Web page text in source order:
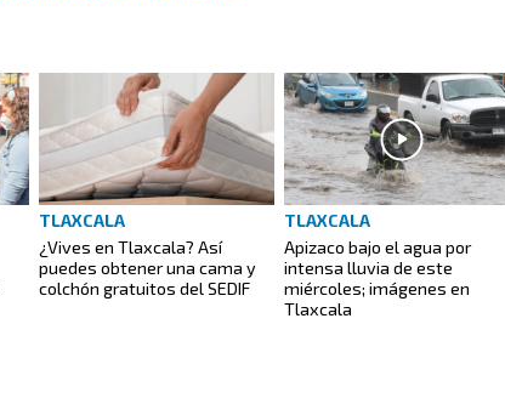
TLAXCALA
¿Vives en Tlaxcala? Así
puedes obtener una cama y
colchón gratuitos del SEDIF
TLAXCALA
Apizaco bajo el agua por
intensa lluvia de este
miércoles; imágenes en
Tlaxcala